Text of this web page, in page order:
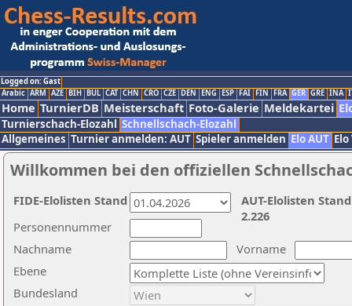
Logged on: Gast
Arabic ARM AZE BIH BUL CAT CHN CRO CZE DEN ENG ESP FAI FIN FRA GER GRE INA
Home TurnierDB Meisterschaft Foto-Galerie Meldekartei
Turnierschach-Elozahl Schnellschach-Elozahl
Allgemeines Turnier anmelden: AUT Spieler anmelden Elo AUT
Willkommen bei den offiziellen
Nachname
Vorname
Ebene
Personennummer
Bundesland
AUT-Elolisten
2.226
FIDE-Elolisten Stand